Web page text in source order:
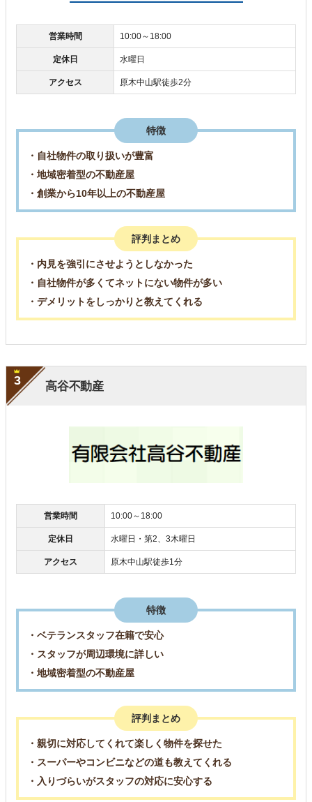
営業時間 10:00～18:00
定休日 水曜日
アクセス 原木中山駅徒歩2分
特徴
・自社物件の取り扱いが豊富
・地域密着型の不動産屋
・創業から10年以上の不動産屋
評判まとめ
・内見を強引にさせようとしなかった
・自社物件が多くてネットにない物件が多い
・デメリットをしっかりと教えてくれる
高谷不動産
3
営業時間 10:00～18:00
定休日 水曜日・第2、3木曜日
アクセス 原木中山駅徒歩1分
特徴
・ベテランスタッフ在籍で安心
・スタッフが周辺環境に詳しい
・地域密着型の不動産屋
評判まとめ
・親切に対応してくれて楽しく物件を探せた
・スーパーやコンビニなどの道も教えてくれる
・入りづらいがスタッフの対応に安心する